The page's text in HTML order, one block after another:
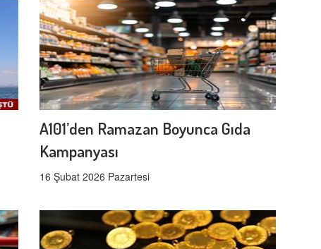
A101’den Ramazan Boyunca Gıda
Kampanyası
16 Şubat 2026 Pazartesi